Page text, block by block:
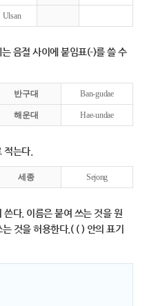
Ulsan
음절 사이에 붙임표(-)를 쓸 수
반구대 Ban-gudae
해운대 Hae-undae
적는다.
세종 Sejong
다. 이름은 붙여 쓰는 것을 원
것을 허용한다.( ( ) 안의 표기